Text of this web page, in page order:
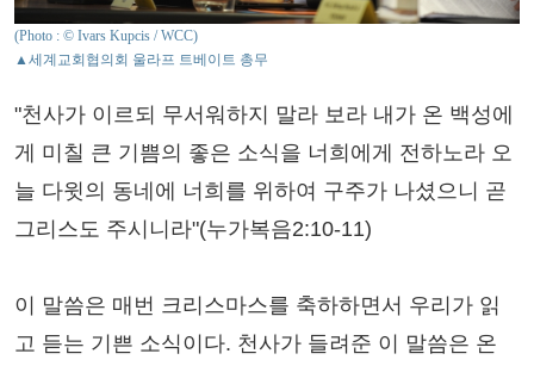
(Photo : © Ivars Kupcis / WCC)
▲세계교회협의회 울라프 트베이트 총무
"천사가 이르되 무서워하지 말라 보라 내가 온 백성에
게 미칠 큰 기쁨의 좋은 소식을 너희에게 전하노라 오
늘 다윗의 동네에 너희를 위하여 구주가 나셨으니 곧
그리스도 주시니라"(누가복음2:10-11)
이 말씀은 매번 크리스마스를 축하하면서 우리가 읽
고 듣는 기쁜 소식이다. 천사가 들려준 이 말씀은 온